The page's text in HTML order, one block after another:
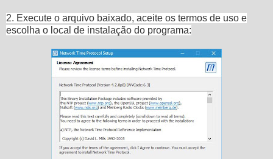
2. Execute o arquivo baixado, aceite os termos de uso e
escolha o local de instalação do programa: